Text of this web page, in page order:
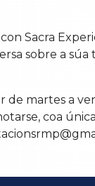
Sacra
sobre a súa
de martes a
coa